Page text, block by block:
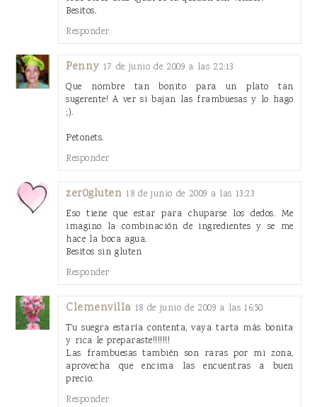
Besitos.
Responder
Penny 17 de junio de 2009 a las 22:13
Que nombre tan bonito para un plato tan
sugerente! A ver si bajan las frambuesas y lo hago
;).
Petonets.
Responder
zer0gluten 18 de junio de 2009 a las 13:23
Eso tiene que estar para chuparse los dedos. Me
imagino la combinación de ingredientes y se me
hace la boca agua.
Besitos sin gluten
Responder
Clemenvilla 18 de junio de 2009 a las 16:50
Tu suegra estaría contenta, vaya tarta más bonita
y rica le preparaste!!!!!!!
Las frambuesas también son raras por mi zona,
aprovecha que encima las encuentras a buen
precio.
Responder